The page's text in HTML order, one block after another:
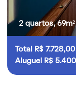
2 quartos,
Total R$ 7.728,00
Aluguel R$